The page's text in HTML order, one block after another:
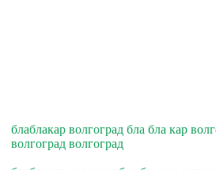
блаблакар волгоград бла бла кар
волгоград волгоград